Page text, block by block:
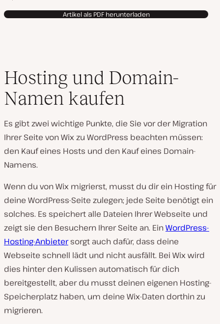
Artikel als PDF herunterladen
Hosting und Domain-
Namen kaufen
Es gibt zwei wichtige Punkte, die Sie vor der Migration
Ihrer Seite von Wix zu WordPress beachten müssen:
den Kauf eines Hosts und den Kauf eines Domain-
Namens.
Wenn du von Wix migrierst, musst du dir ein Hosting für
deine WordPress-Seite zulegen; jede Seite benötigt ein
solches. Es speichert alle Dateien Ihrer Webseite und
zeigt sie den Besuchern Ihrer Seite an. EinWordPress-
Hosting-Anbietersorgt auch dafür, dass deine
Webseite schnell lädt und nicht ausfällt. Bei Wix wird
dies hinter den Kulissen automatisch für dich
bereitgestellt, aber du musst deinen eigenen Hosting-
Speicherplatz haben, um deine Wix-Daten dorthin zu
migrieren.